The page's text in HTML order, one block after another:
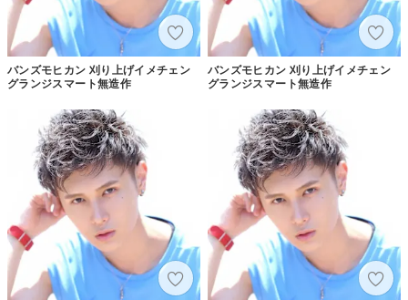
バンズモヒカン 刈り上げイメチェン
グランジスマート無造作
バンズモヒカン 刈り上げイメチェン
グランジスマート無造作